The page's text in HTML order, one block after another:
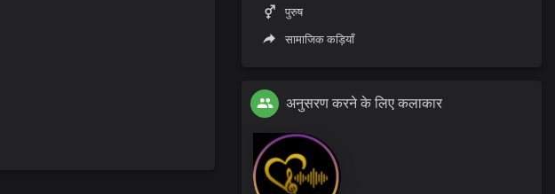
पुरुष
सामाजिक कड़ियाँ
अनुसरण करने के लिए कलाकार